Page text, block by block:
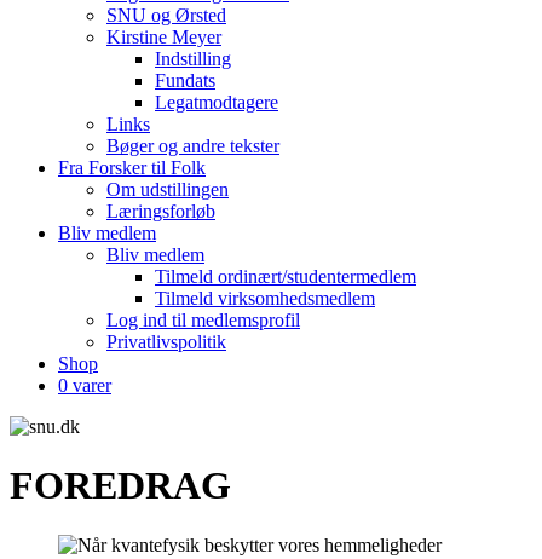
SNU og Ørsted
Kirstine Meyer
Indstilling
Fundats
Legatmodtagere
Links
Bøger og andre tekster
Fra Forsker til Folk
Om udstillingen
Læringsforløb
Bliv medlem
Bliv medlem
Tilmeld ordinært/studentermedlem
Tilmeld virksomhedsmedlem
Log ind til medlemsprofil
Privatlivspolitik
Shop
0 varer
FOREDRAG